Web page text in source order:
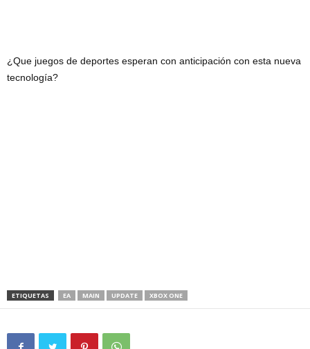
¿Que juegos de deportes esperan con anticipación con esta nueva
tecnología?
ETIQUETAS EA MAIN UPDATE XBOX ONE